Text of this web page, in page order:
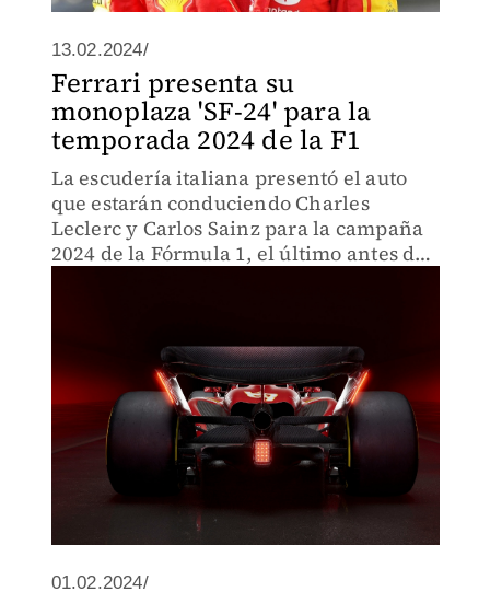
13.02.2024/
Ferrari presenta su
monoplaza 'SF-24' para la
temporada 2024 de la F1
La escudería italiana presentó el auto
que estarán conduciendo Charles
Leclerc y Carlos Sainz para la campaña
2024 de la Fórmula 1, el último antes de
01.02.2024/